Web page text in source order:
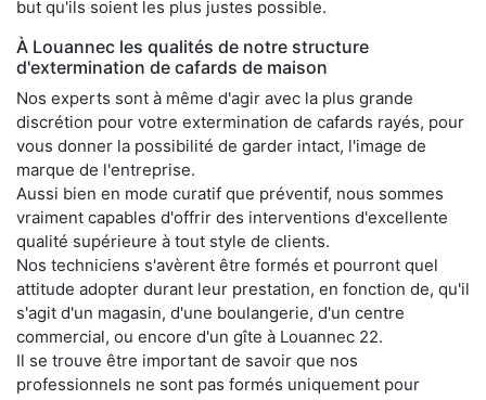
but qu'ils soient les plus justes possible.
À Louannec les qualités de notre structure
d'extermination de cafards de maison
Nos experts sont à même d'agir avec la plus grande
discrétion pour votre extermination de cafards rayés, pour
vous donner la possibilité de garder intact, l'image de
marque de l'entreprise.
Aussi bien en mode curatif que préventif, nous sommes
vraiment capables d'offrir des interventions d'excellente
qualité supérieure à tout style de clients.
Nos techniciens s'avèrent être formés et pourront quel
attitude adopter durant leur prestation, en fonction de, qu'il
s'agit d'un magasin, d'une boulangerie, d'un centre
commercial, ou encore d'un gîte à Louannec 22.
Il se trouve être important de savoir que nos
professionnels ne sont pas formés uniquement pour